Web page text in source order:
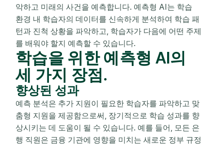
악하고 미래의 사건을 예측합니다. 예측형 AI는 학습
환경 내 학습자의 데이터를 신속하게 분석하여 학습 패
턴과 진척 상황을 파악하고, 학습자가 다음에 어떤 주제
를 배워야 할지 예측할 수 있습니다.
학습을 위한 예측형 AI의
세 가지 장점.
향상된 성과
예측 분석은 추가 지원이 필요한 학습자를 파악하고 맞
춤형 지원을 제공함으로써, 장기적으로 학습 성과를 향
상시키는 데 도움이 될 수 있습니다. 예를 들어, 모든 은
행 직원은 금융 기관에 영향을 미치는 새로운 정부 규정